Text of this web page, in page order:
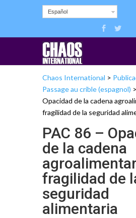
Español
Chaos International >
Passage au crible (espagnol) >
Opacidad de la cadena
fragilidad de la seguridad
PAC 86 –
de la cadena
fragilidad de
seguridad
alimentaria